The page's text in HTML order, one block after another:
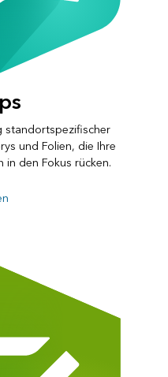
standortspezifischer
und Folien, die Ihre
den Fokus rücken.